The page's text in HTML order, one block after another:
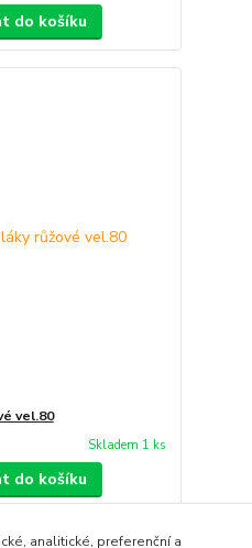
do košíku
vel.80
Skladem 1 ks
do košíku
analitické, preferenční a